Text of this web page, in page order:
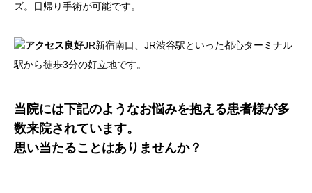
ズ。日帰り手術が可能です。
アクセス良好JR新宿南口、JR渋谷駅といった都心ターミナル
駅から徒歩3分の好立地です。
当院には下記のようなお悩みを抱える患者様が多
数来院されています。
思い当たることはありませんか？